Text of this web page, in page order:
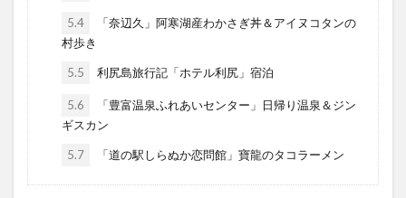
5.4
「奈辺久」阿寒湖産わかさぎ丼＆アイヌコタンの
村歩き
5.5 利尻島旅行記「ホテル利尻」宿泊
5.6
「豊富温泉ふれあいセンター」日帰り温泉＆ジン
ギスカン
5.7 「道の駅しらぬか恋問館」寶龍のタコラーメン